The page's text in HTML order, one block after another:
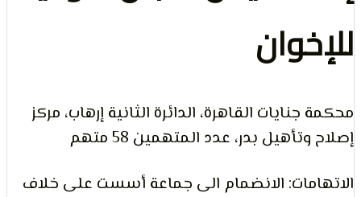
والقاهرة، الدائرة الثانية إرهاب، مركز
بدر، عدد المتهمين 58 متهم
الانضمام الى جماعة أسست على خلاف